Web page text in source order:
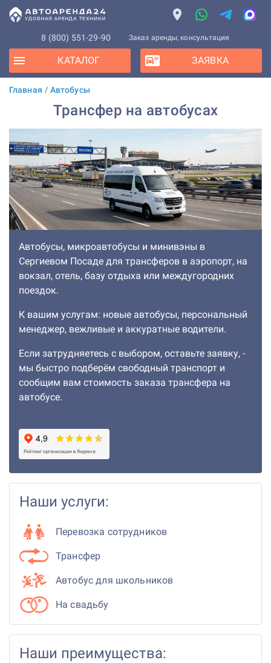
8 (800) 551-29-90 Заказ аренды, консультация
КАТАЛОГ ЗАЯВКА
Главная / Автобусы
Трансфер на автобусах
Автобусы, микроавтобусы и минивэны в
Сергиевом Посаде для трансферов в аэропорт, на
вокзал, отель, базу отдыха или междугородних
поездок.
К вашим услугам: новые автобусы, персональный
менеджер, вежливые и аккуратные водители.
Если затрудняетесь с выбором, оставьте заявку, -
мы быстро подберём свободный транспорт и
сообщим вам стоимость заказа трансфера на
автобусе.
Наши услуги:
Перевозка сотрудников
Трансфер
Автобус для школьников
На свадьбу
Наши преимущества: